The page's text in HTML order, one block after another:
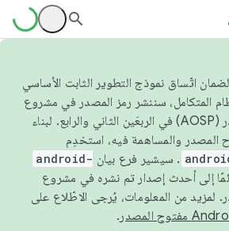
من عام 2026، ولضمان اتّساق نموذج التطوير الثابت الأساسي
المتكامل، سننشر رمز المصدر في مشروع
Android مفتوح المصدر (AOSP) في الربعَين الثاني والرابع. لبناء
. سيشير فرع بيان android-
إلى أحدث إصدار تم نشره في مشروع
.